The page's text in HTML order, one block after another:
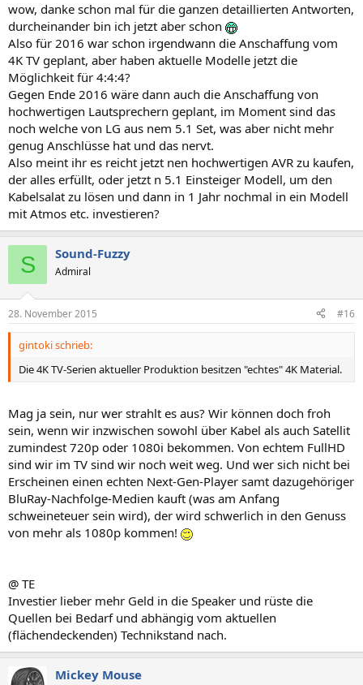
wow, danke schon mal für die ganzen detaillierten Antworten,
durcheinander bin ich jetzt aber schon
Also für 2016 war schon irgendwann die Anschaffung vom
4K TV geplant, aber haben aktuelle Modelle jetzt die
Möglichkeit für 4:4:4?
Gegen Ende 2016 wäre dann auch die Anschaffung von
hochwertigen Lautsprechern geplant, im Moment sind das
noch welche von LG aus nem 5.1 Set, was aber nicht mehr
genug Anschlüsse hat und das nervt.
Also meint ihr es reicht jetzt nen hochwertigen AVR zu kaufen,
der alles erfüllt, oder jetzt n 5.1 Einsteiger Modell, um den
Kabelsalat zu lösen und dann in 1 Jahr nochmal in ein Modell
mit Atmos etc. investieren?
S Sound-Fuzzy
Admiral
28. November 2015 #16
gintoki schrieb:
Die 4K TV-Serien aktueller Produktion besitzen "echtes" 4K Material.
Mag ja sein, nur wer strahlt es aus? Wir können doch froh
sein, wenn wir inzwischen sowohl über Kabel als auch Satellit
zumindest 720p oder 1080i bekommen. Von echtem FullHD
sind wir im TV sind wir noch weit weg. Und wer sich nicht bei
Erscheinen einen echten Next-Gen-Player samt dazugehöriger
BluRay-Nachfolge-Medien kauft (was am Anfang
schweineteuer sein wird), der wird schwerlich in den Genuss
von mehr als 1080p kommen!
@ TE
Investier lieber mehr Geld in die Speaker und rüste die
Quellen bei Bedarf und abhängig vom aktuellen
(flächendeckenden) Technikstand nach.
Mickey Mouse